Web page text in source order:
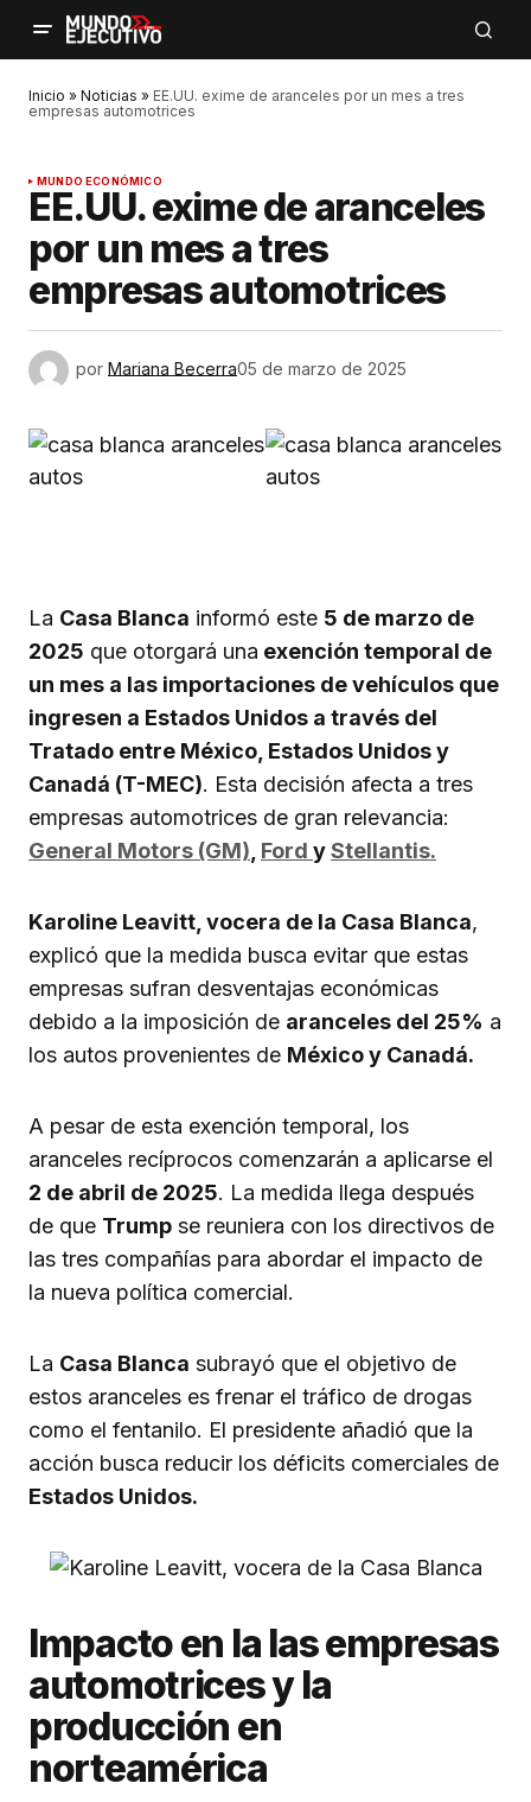
Inicio » Noticias » EE.UU. exime de aranceles por un mes a tres
empresas automotrices
MUNDO ECONÓMICO
EE.UU. exime de aranceles
por un mes a tres
empresas automotrices
por Mariana Becerra05 de marzo de 2025
La Casa Blanca informó este 5 de marzo de
2025 que otorgará una exención temporal de
un mes a las importaciones de vehículos que
ingresen a Estados Unidos a través del
Tratado entre México, Estados Unidos y
Canadá (T-MEC). Esta decisión afecta a tres
empresas automotrices de gran relevancia:
General Motors (GM) Ford yStellantis.
Karoline Leavitt, vocera de la Casa Blanca,
explicó que la medida busca evitar que estas
empresas sufran desventajas económicas
debido a la imposición de aranceles del 25% a
los autos provenientes de México y Canadá.
A pesar de esta exención temporal, los
aranceles recíprocos comenzarán a aplicarse el
2 de abril de 2025. La medida llega después
de que Trump se reuniera con los directivos de
las tres compañías para abordar el impacto de
la nueva política comercial.
La Casa Blanca subrayó que el objetivo de
estos aranceles es frenar el tráfico de drogas
como el fentanilo. El presidente añadió que la
acción busca reducir los déficits comerciales de
Estados Unidos.
Impacto en la las empresas
automotrices y la
producción en
norteamérica